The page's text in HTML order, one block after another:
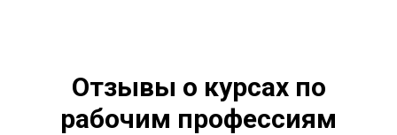
Отзывы о курсах по
рабочим профессиям